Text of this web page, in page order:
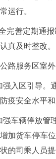
运行。
完善定期通
真及时整改
路服务区室外
强入区引导。
疫安全水平和
强车辆停放管
加货车停车
的司乘人员